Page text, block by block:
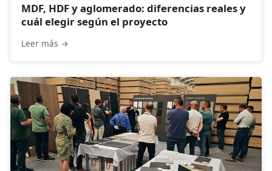
MDF, HDF y aglomerado: diferencias reales y
cuál elegir según el proyecto
Leer más →